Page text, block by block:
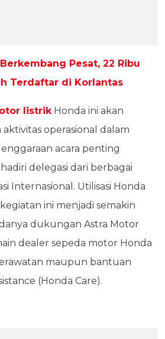
Pesat, 22 Ribu
Terdaftar di Korlantas
listrikHonda ini akan
operasional dalam
acara penting
delegasi dari berbagai
Internasional. Utilisasi Honda
ini menjadi semakin
dukungan Astra Motor
dealer sepeda motor Honda
maupun bantuan
(Honda Care).